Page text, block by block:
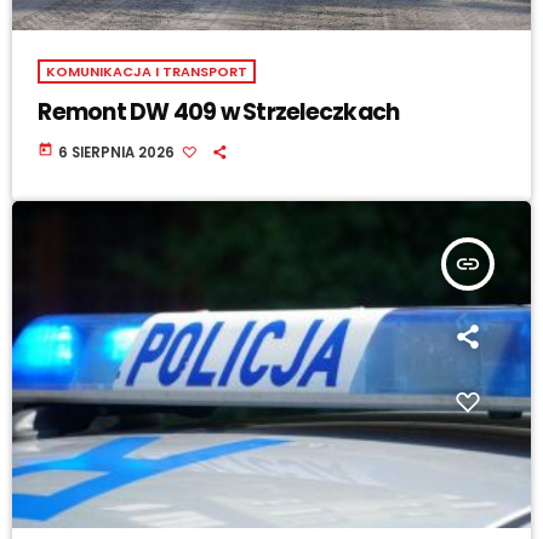
KOMUNIKACJA I TRANSPORT
Remont DW 409 w Strzeleczkach
today 6 SIERPNIA 2026
insert_link